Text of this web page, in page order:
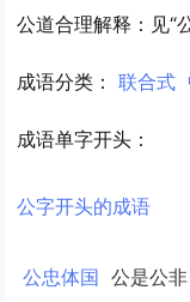
公道合理解释：见“
成语分类： 联合式
成语单字开头：
公字开头的成语
公忠体国 公是公非